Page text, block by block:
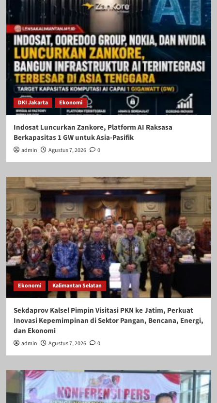
DKI Jakarta Ekonomi
Indosat Luncurkan Zankore, Platform AI Raksasa
Berkapasitas 1 GW untuk Asia-Pasifik
admin Agustus 7, 2026 0
Ekonomi Kalimantan Selatan
Sekdaprov Kalsel Pimpin Visitasi PKN ke Jatim, Perkuat
Inovasi Kepemimpinan di Sektor Pangan, Bencana, Energi,
dan Ekonomi
admin Agustus 7, 2026 0